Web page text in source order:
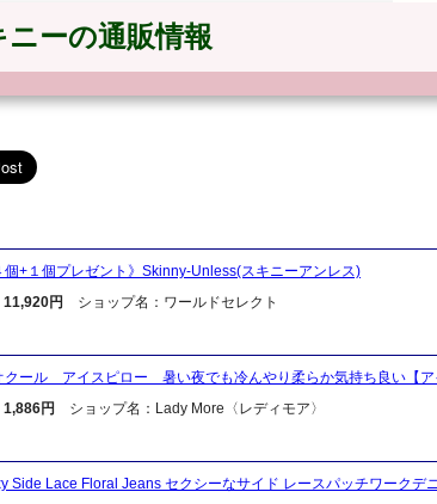
ニーの通販情報
個+１個プレゼント》Skinny-Unless(スキニーアンレス)
11,920円 ショップ名：ワールドセレクト
クール アイスピロー 暑い夜でも冷んやり柔らか気持ち良い【ア
1,886円 ショップ名：Lady More〈レディモア〉
Side Lace Floral Jeans セクシーなサイド レースパッチワークデ